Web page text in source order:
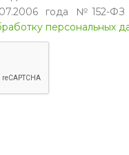
года №152-
персональных